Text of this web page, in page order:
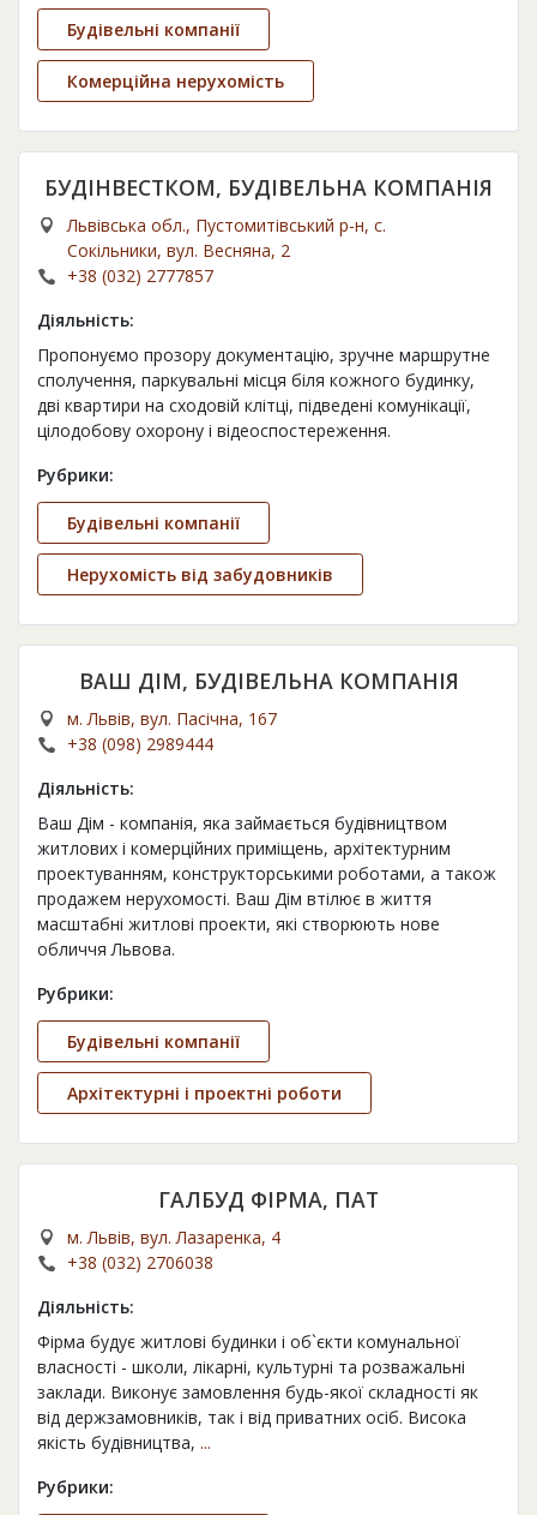
Будівельні компанії
Комерційна нерухомість
БУДІНВЕСТКОМ, БУДІВЕЛЬНА КОМПАНІЯ
Львівська обл., Пустомитівський р-н, с.
Сокільники, вул. Весняна, 2
+38 (032) 2777857
Діяльність:
Пропонуємо прозору документацію, зручне маршрутне
сполучення, паркувальні місця біля кожного будинку,
дві квартири на сходовій клітці, підведені комунікації,
цілодобову охорону і відеоспостереження.
Рубрики:
Будівельні компанії
Нерухомість від забудовників
ВАШ ДІМ, БУДІВЕЛЬНА КОМПАНІЯ
м. Львів, вул. Пасічна, 167
+38 (098) 2989444
Діяльність:
Ваш Дім - компанія, яка займається будівництвом
житлових і комерційних приміщень, архітектурним
проектуванням, конструкторськими роботами, а також
продажем нерухомості. Ваш Дім втілює в життя
масштабні житлові проекти, які створюють нове
обличчя Львова.
Рубрики:
Будівельні компанії
Архітектурні і проектні роботи
ГАЛБУД ФІРМА, ПАТ
м. Львів, вул. Лазаренка, 4
+38 (032) 2706038
Діяльність:
Фірма будує житлові будинки і об`єкти комунальної
власності - школи, лікарні, культурні та розважальні
заклади. Виконує замовлення будь-якої складності як
від держзамовників, так і від приватних осіб. Висока
якість будівництва, ...
Рубрики: